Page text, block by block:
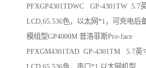
PFXGP4301TDWC GP-4301TW 5.7
LCD,65.536色，以太网*1，可充电后
模组型GP4000M 普洛菲斯Pro-face
PFXGM4301TAD GP-4301TM 5.7英